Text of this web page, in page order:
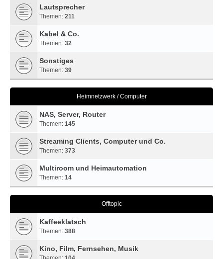
Lautsprecher
Themen: 211
Kabel & Co.
Themen: 32
Sonstiges
Themen: 39
Heimnetzwerk / Computer
NAS, Server, Router
Themen: 145
Streaming Clients, Computer und Co.
Themen: 373
Multiroom und Heimautomation
Themen: 14
Offtopic
Kaffeeklatsch
Themen: 388
Kino, Film, Fernsehen, Musik